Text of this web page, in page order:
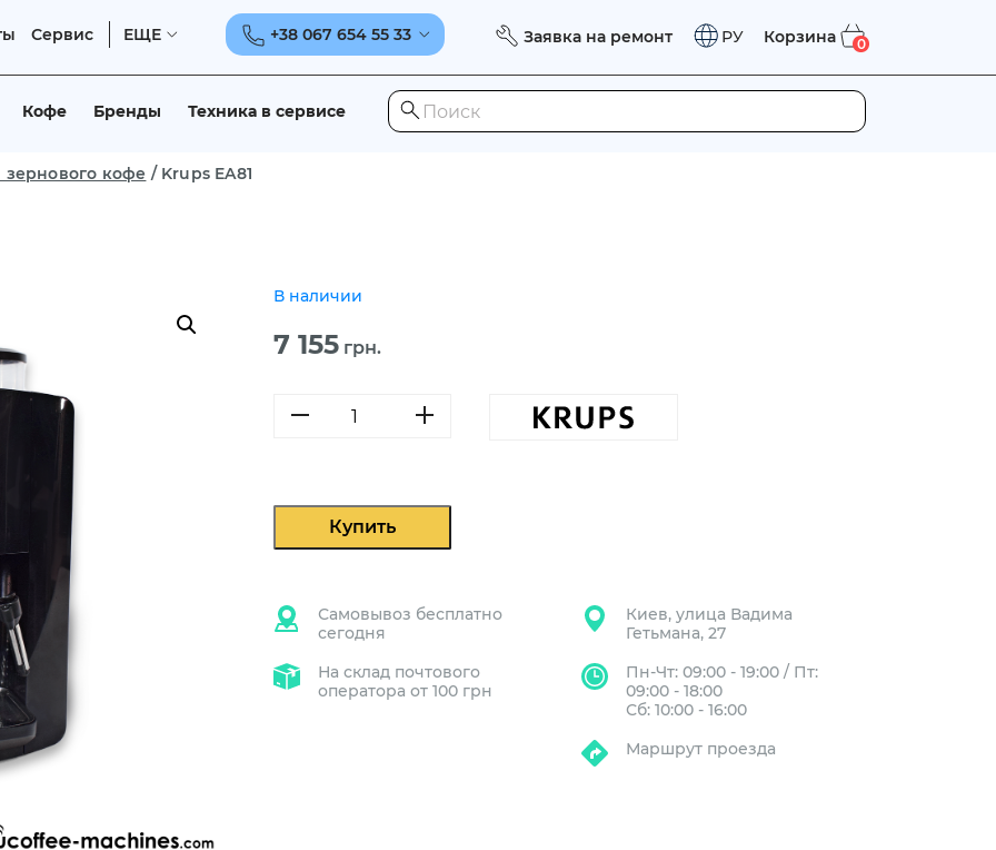
Сервис ЕЩЕ +38 067 654 55 33 Заявка на ремонт РУ Корзина 0
Кофе Бренды Техника в сервисе
кофе / Krups EA81
В наличии
7 155 грн.
Купить
Самовывоз бесплатно
сегодня
На склад почтового
оператора от 100 грн
Киев, улица Вадима
Гетьмана, 27
Пн-Чт: 09:00 - 19:00 / Пт:
09:00 - 18:00
Сб: 10:00 - 16:00
Маршрут проезда